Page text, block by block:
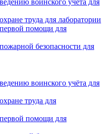
воинского учёта для
труда для лаборатории
помощи для
безопасности для
воинского учёта для
труда для
помощи для